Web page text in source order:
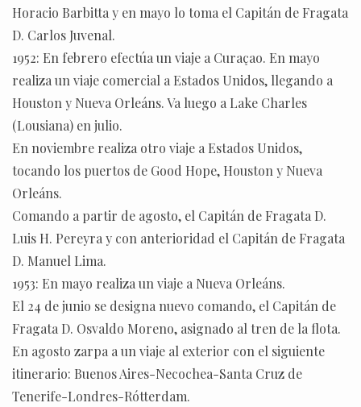
Horacio Barbitta y en mayo lo toma el Capitán de Fragata
D. Carlos Juvenal.
1952: En febrero efectúa un viaje a Curaçao. En mayo
realiza un viaje comercial a Estados Unidos, llegando a
Houston y Nueva Orleáns. Va luego a Lake Charles
(Lousiana) en julio.
En noviembre realiza otro viaje a Estados Unidos,
tocando los puertos de Good Hope, Houston y Nueva
Orleáns.
Comando a partir de agosto, el Capitán de Fragata D.
Luis H. Pereyra y con anterioridad el Capitán de Fragata
D. Manuel Lima.
1953: En mayo realiza un viaje a Nueva Orleáns.
El 24 de junio se designa nuevo comando, el Capitán de
Fragata D. Osvaldo Moreno, asignado al tren de la flota.
En agosto zarpa a un viaje al exterior con el siguiente
itinerario: Buenos Aires-Necochea-Santa Cruz de
Tenerife-Londres-Rótterdam.